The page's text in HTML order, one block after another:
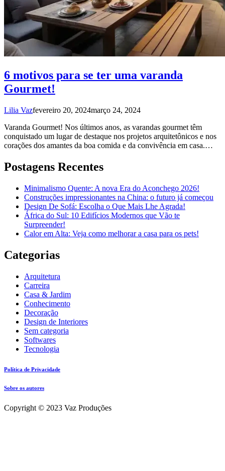
6 motivos para se ter uma varanda
Gourmet!
Lilia Vazfevereiro 20, 2024março 24, 2024
Varanda Gourmet! Nos últimos anos, as varandas gourmet têm
conquistado um lugar de destaque nos projetos arquitetônicos e nos
corações dos amantes da boa comida e da convivência em casa.…
Postagens Recentes
Minimalismo Quente: A nova Era do Aconchego 2026!
Construções impressionantes na China: o futuro já começou
Design De Sofá: Escolha o Que Mais Lhe Agrada!
África do Sul: 10 Edifícios Modernos que Vão te
Surpreender!
Calor em Alta: Veja como melhorar a casa para os pets!
Categorias
Arquitetura
Carreira
Casa & Jardim
Conhecimento
Decoração
Design de Interiores
Sem categoria
Softwares
Tecnologia
Política de Privacidade
Sobre os autores
Copyright © 2023 Vaz Produções